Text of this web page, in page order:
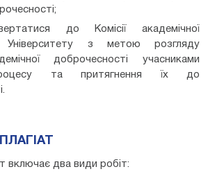
до Комісії академічної
Університету з метою розгляду
доброчесності учасниками
та притягнення їх до
включає два види робіт: